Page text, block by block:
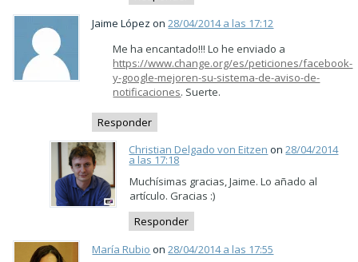
Jaime López on28/04/2014 a las 17:12
Me ha encantado!!! Lo he enviado a
https://www.change.org/es/peticiones/facebook-
y-google-mejoren-su-sistema-de-aviso-de-
notificaciones. Suerte.
Responder
Christian Delgado von Eitzen on28/04/2014
a las 17:18
Muchísimas gracias, Jaime. Lo añado al
artículo. Gracias :)
Responder
María Rubio on28/04/2014 a las 17:55